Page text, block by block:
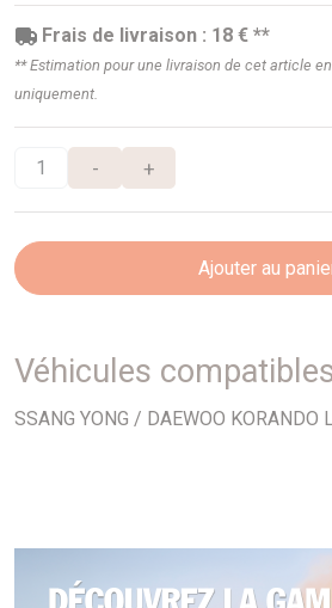
Frais de livraison : 18 € **
** Estimation pour une livraison de cet article
uniquement.
- +
Ajouter au
Véhicules
SSANG YONG / DAEWOO KORANDO